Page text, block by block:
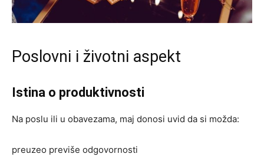
Poslovni i životni aspekt
Istina o produktivnosti
Na poslu ili u obavezama, maj donosi uvid da si možda:
preuzeo previše odgovornosti